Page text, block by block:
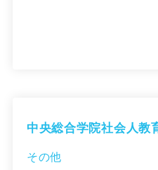
中央総合学院社会人
その他